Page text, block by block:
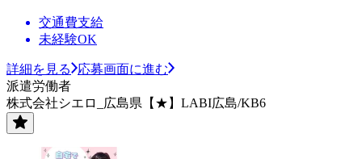
交通費支給
未経験OK
詳細を見る
応募画面に進む
派遣労働者
株式会社シエロ_広島県【★】LABI広島/KB6